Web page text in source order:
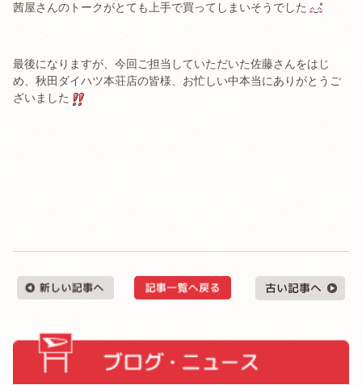
茜屋さんのトークがとても上手で買ってしまいそうでした
最後になりますが、今回ご担当していただいた佐藤さんをはじ
め、秋田ダイハツ本荘店の皆様、お忙しい中本当にありがとうご
ざいました